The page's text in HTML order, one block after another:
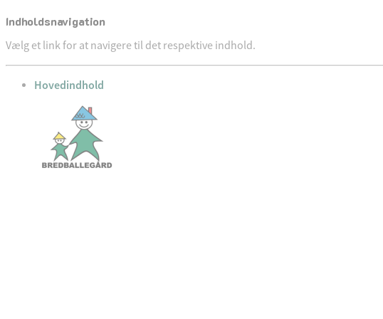
Indholdsnavigation
Vælg et link for at navigere til det respektive indhold.
gå til
Hovedindhold